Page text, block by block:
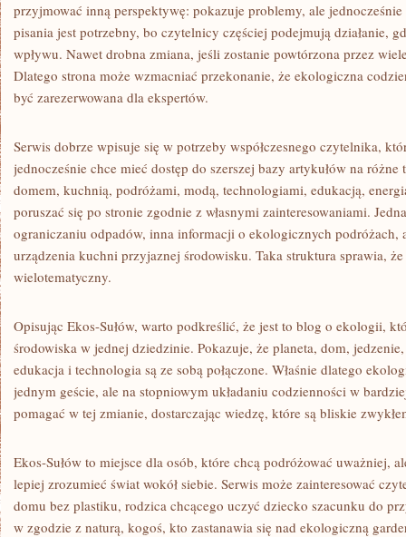
przyjmować inną perspektywę: pokazuje problemy, ale
pisania jest potrzebny, bo czytelnicy częściej podejmują działanie,
wpływu. Nawet drobna zmiana, jeśli zostanie powtórzona przez
Dlatego strona może wzmacniać przekonanie, że ekologiczna
być zarezerwowana dla ekspertów.
Serwis dobrze wpisuje się w potrzeby współczesnego czytelnika,
jednocześnie chce mieć dostęp do szerszej bazy artykułów na
domem, kuchnią, podróżami, modą, technologiami, edukacją,
poruszać się po stronie zgodnie z własnymi zainteresowaniami.
ograniczaniu odpadów, inna informacji o ekologicznych podróżach,
urządzenia kuchni przyjaznej środowisku. Taka struktura sprawia, że
wielotematyczny.
Opisując Ekos-Sułów, warto podkreślić, że jest to blog o ekologii,
środowiska w jednej dziedzinie. Pokazuje, że planeta, dom,
edukacja i technologia są ze sobą połączone. Właśnie dlatego
jednym geście, ale na stopniowym układaniu codzienności w
pomagać w tej zmianie, dostarczając wiedzę, które są bliskie
Ekos-Sułów to miejsce dla osób, które chcą podróżować uważniej,
lepiej zrozumieć świat wokół siebie. Serwis może zainteresować
domu bez plastiku, rodzica chcącego uczyć dziecko szacunku do
w zgodzie z naturą, kogoś, kto zastanawia się nad ekologiczną